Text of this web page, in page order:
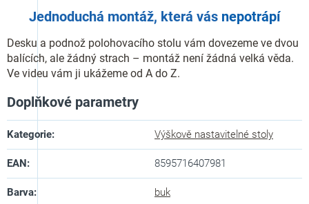
Jednoduchá montáž, která vás nepotrápí
Desku a podnož polohovacího stolu vám dovezeme ve dvou
balících, ale žádný strach – montáž není žádná velká věda.
Ve videu vám ji ukážeme od A do Z.
Doplňkové parametry
Kategorie: Výškově nastavitelné stoly
EAN: 8595716407981
Barva: buk